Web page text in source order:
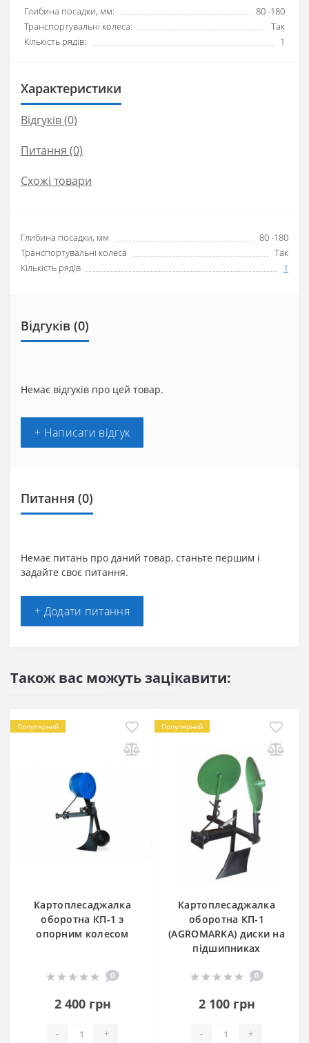
Глибина посадки, мм:
80 -180
Транспортувальні колеса:
Так
Кількість рядів:
1
Характеристики
Відгуків (0)
Питання (0)
Схожі товари
Глибина посадки, мм
80 -180
Транспортувальні колеса
Так
Кількість рядів
1
Відгуків (0)
Немає відгуків про цей товар.
+ Написати відгук
Питання (0)
Немає питань про даний товар, станьте першим і
задайте своє питання.
+ Додати питання
Також вас можуть зацікавити:
Популярний
Картоплесаджалка
оборотна КП-1 з
опорним колесом
0
2 400 грн
- +
Популярний
Картоплесаджалка
оборотна КП-1
(AGROMARKA) диски на
підшипниках
0
2 100 грн
- +